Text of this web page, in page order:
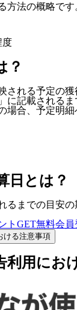
方法の概略です
度
？
される予定の
」に記載されるま
場合、予定明
日とは？
るまでの目安の
トGET無料会員
ける注意事項
利用にお